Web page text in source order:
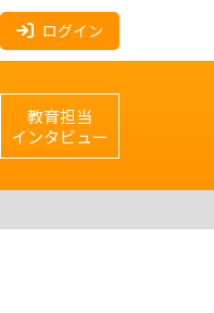
ログイン
教育担当
インタビュー